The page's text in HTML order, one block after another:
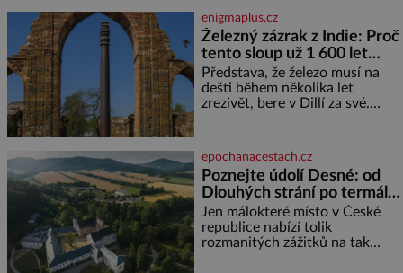
sladkých. Sůl je zdravá Ale v
ani ne třetinovém množství, než
je pro většinu populace běžné.
Její základní složky– sodík a
chlór – jsou zásadní pro
správné hospodaření
enigmaplus.cz
Železný zázrak z Indie: Proč
tento sloup už 1 600 let
nezná rez?
Představa, že železo musí na
dešti během několika let
zrezivět, bere v Dillí za své.
železný sloup, který už přibližně
1 600 let odolává počasí
epochanacestach.cz
Poznejte údolí Desné: od
Dlouhých strání po termální
prameny
Jen málokteré místo v České
republice nabízí tolik
rozmanitých zážitků na tak